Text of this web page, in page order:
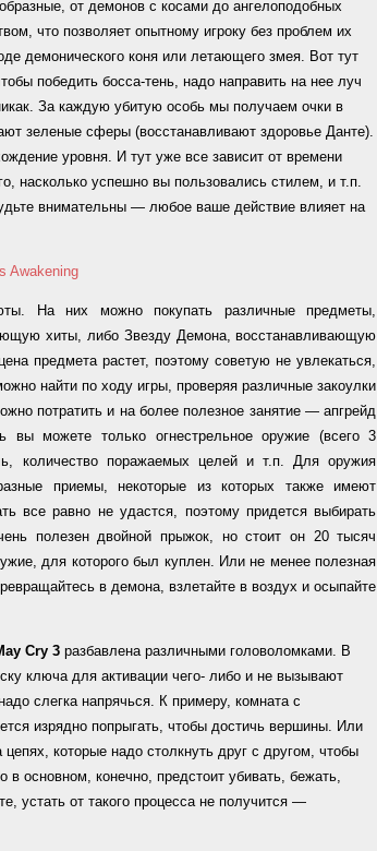
от демонов с косами до ангелоподобных
что позволяет опытному игроку без проблем их
демонического коня или летающего змея. Вот тут
победить босса-тень, надо направить на нее луч
За каждую убитую особь мы получаем очки в
зеленые сферы (восстанавливают здоровье Данте).
уровня. И тут уже все зависит от времени
насколько успешно вы пользовались стилем, и т.п.
внимательны — любое ваше действие влияет на
На них можно покупать различные предметы,
хиты, либо Звезду Демона, восстанавливающую
предмета растет, поэтому советую не увлекаться,
найти по ходу игры, проверяя различные закоулки
потратить и на более полезное занятие — апгрейд
вы можете только огнестрельное оружие (всего 3
количество поражаемых целей и т.п. Для оружия
приемы, некоторые из которых также имеют
все равно не удастся, поэтому придется выбирать
полезен двойной прыжок, но стоит он 20 тысяч
для которого был куплен. Или не менее полезная
в демона, взлетайте в воздух и осыпайте
Cry 3 разбавлена различными головоломками. В
ключа для активации чего- либо и не вызывают
слегка напрячься. К примеру, комната с
изрядно попрыгать, чтобы достичь вершины. Или
которые надо столкнуть друг с другом, чтобы
основном, конечно, предстоит убивать, бежать,
устать от такого процесса не получится —